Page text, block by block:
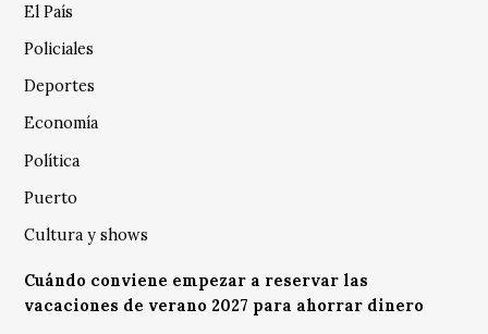
El País
Policiales
Deportes
Economía
Política
Puerto
Cultura y shows
Cuándo conviene empezar a reservar las
vacaciones de verano 2027 para ahorrar dinero